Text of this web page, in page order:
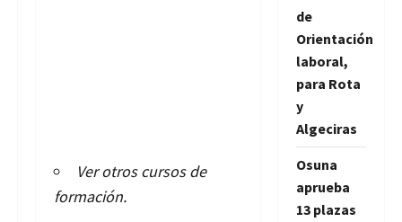
Ver otros cursos de
formación.
de
Orientación
laboral,
para Rota
y
Algeciras
Osuna
aprueba
13 plazas